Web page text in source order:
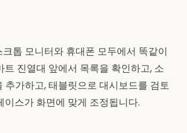
톱 모니터와 휴대폰 모두에서 똑같이
트 진열대 앞에서 목록을 확인하고, 소
추가하고, 태블릿으로 대시보드를 검토
이스가 화면에 맞게 조정됩니다.